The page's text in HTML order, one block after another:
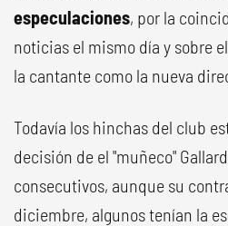
especulaciones, por la
noticias el mismo día y sobre
la cantante como la nueva
Todavía los hinchas del club
decisión de el "muñeco"
consecutivos, aunque su
diciembre, algunos tenían la